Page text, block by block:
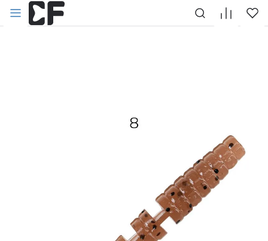
НАЗАД